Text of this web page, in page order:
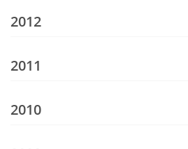
2012
2011
2010